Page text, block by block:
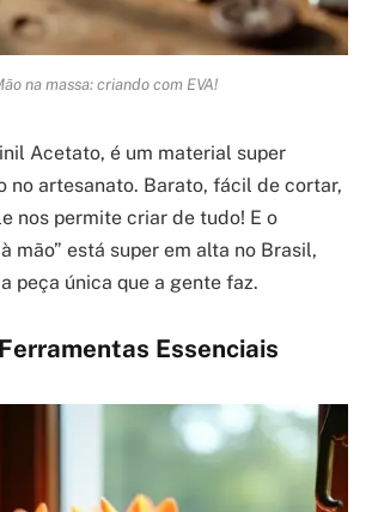
na massa: criando com EVA!
Acetato, é um material super
no artesanato. Barato, fácil de cortar,
nos permite criar de tudo! E o
mão” está super em alta no Brasil,
peça única que a gente faz.
Essenciais